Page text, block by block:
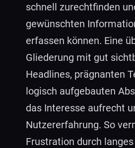
schnell zurechtfinden
gewünschten
erfassen können. Eine
Gliederung mit gut
Headlines, prägnanten
logisch aufgebauten
das Interesse aufrecht
Nutzererfahrung. So
Frustration durch